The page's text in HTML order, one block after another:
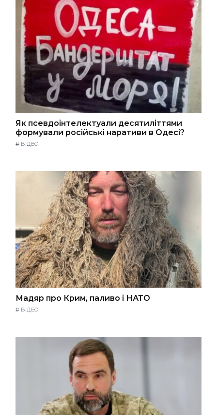
Як псевдоінтелектуали десятиліттями
формували російські наративи в Одесі?
# ВІДЕО
Мадяр про Крим, паливо і НАТО
# ВІДЕО